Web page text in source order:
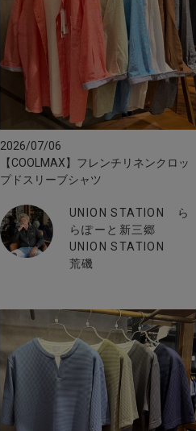
2026/07/06
【COOLMAX】フレンチリネンクロッ
プドスリーブシャツ
UNION STATION ら
らぽーと新三郷
UNION STATION
荒磯